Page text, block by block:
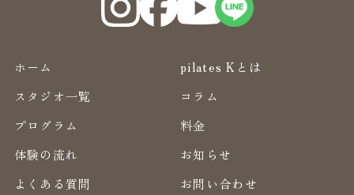
ホーム
pilates Kとは
スタジオ一覧
コラム
プログラム
料金
体験の流れ
お知らせ
よくある質問
お問い合わせ